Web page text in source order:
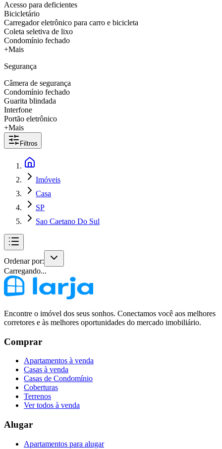
Acesso para deficientes
Bicicletário
Carregador eletrônico para carro e bicicleta
Coleta seletiva de lixo
Condomínio fechado
+Mais
Segurança
Câmera de segurança
Condomínio fechado
Guarita blindada
Interfone
Portão eletrônico
+Mais
Filtros
Imóveis
Casa
SP
Sao Caetano Do Sul
Ordenar por:
Carregando...
Encontre o imóvel dos seus sonhos. Conectamos você aos melhores
corretores e às melhores oportunidades do mercado imobiliário.
Comprar
Apartamentos à venda
Casas à venda
Casas de Condomínio
Coberturas
Terrenos
Ver todos à venda
Alugar
Apartamentos para alugar